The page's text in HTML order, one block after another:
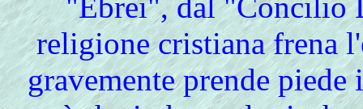
religione cristiana frena
gravemente prende